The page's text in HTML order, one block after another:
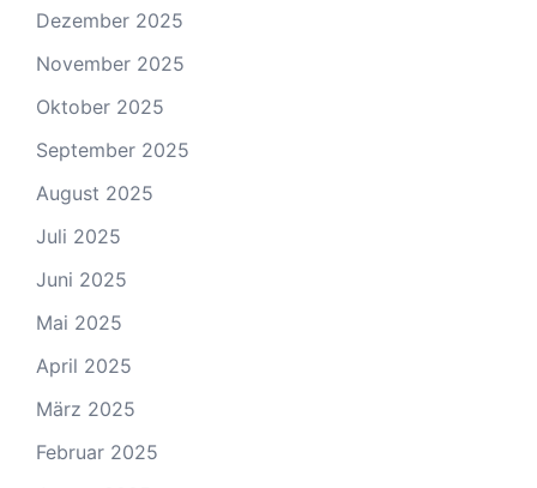
Dezember 2025
November 2025
Oktober 2025
September 2025
August 2025
Juli 2025
Juni 2025
Mai 2025
April 2025
März 2025
Februar 2025